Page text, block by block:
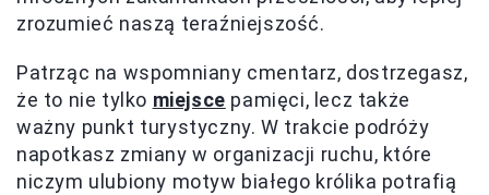
zrozumieć naszą teraźniejszość.
Patrząc na wspomniany cmentarz, dostrzegasz,
że to nie tylko miejsce pamięci, lecz także
ważny punkt turystyczny. W trakcie podróży
napotkasz zmiany w organizacji ruchu, które
niczym ulubiony motyw białego królika potrafią